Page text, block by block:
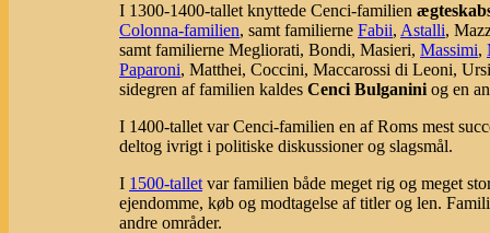
I 1300-1400-tallet knyttede Cenci-familien
Colonna-familien, samt familierne Fabii, Astalli,
samt familierne Megliorati, Bondi, Masieri, Massimi,
Paparoni, Matthei, Coccini, Maccarossi di Leoni,
sidegren af familien kaldes Cenci Bulganini og en
I 1400-tallet var Cenci-familien en af Roms mest
deltog ivrigt i politiske diskussioner og slagsmål.
I 1500-tallet var familien både meget rig og meget
ejendomme, køb og modtagelse af titler og len.
andre områder.